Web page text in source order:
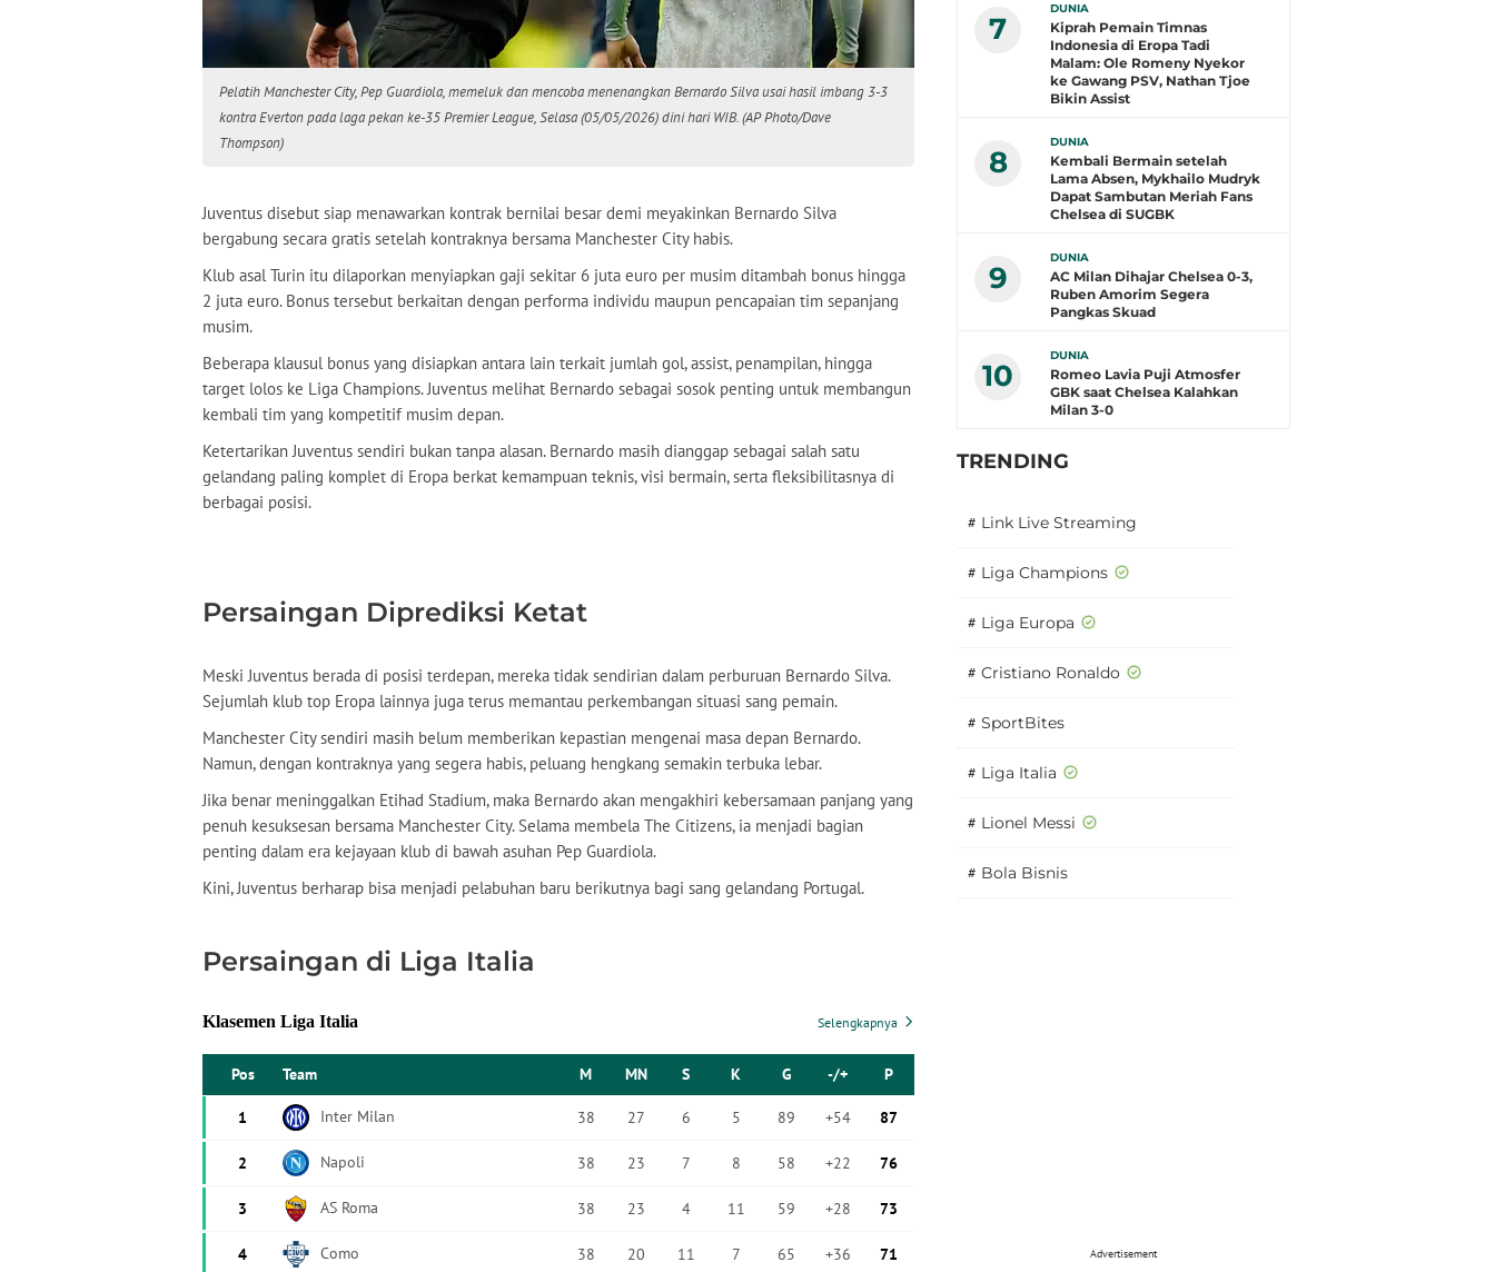
Pelatih Manchester City, Pep Guardiola, memeluk dan mencoba menenangkan Bernardo Silva usai hasil imbang 3-3
kontra Everton pada laga pekan ke-35 Premier League, Selasa (05/05/2026) dini hari WIB. (AP Photo/Dave
Thompson)
Juventus disebut siap menawarkan kontrak bernilai besar demi meyakinkan Bernardo Silva
bergabung secara gratis setelah kontraknya bersama Manchester City habis.
Klub asal Turin itu dilaporkan menyiapkan gaji sekitar 6 juta euro per musim ditambah bonus hingga
2 juta euro. Bonus tersebut berkaitan dengan performa individu maupun pencapaian tim sepanjang
musim.
Beberapa klausul bonus yang disiapkan antara lain terkait jumlah gol, assist, penampilan, hingga
target lolos ke Liga Champions. Juventus melihat Bernardo sebagai sosok penting untuk membangun
kembali tim yang kompetitif musim depan.
Ketertarikan Juventus sendiri bukan tanpa alasan. Bernardo masih dianggap sebagai salah satu
gelandang paling komplet di Eropa berkat kemampuan teknis, visi bermain, serta fleksibilitasnya di
berbagai posisi.
Persaingan Diprediksi Ketat
Meski Juventus berada di posisi terdepan, mereka tidak sendirian dalam perburuan Bernardo Silva.
Sejumlah klub top Eropa lainnya juga terus memantau perkembangan situasi sang pemain.
Manchester City sendiri masih belum memberikan kepastian mengenai masa depan Bernardo.
Namun, dengan kontraknya yang segera habis, peluang hengkang semakin terbuka lebar.
Jika benar meninggalkan Etihad Stadium, maka Bernardo akan mengakhiri kebersamaan panjang yang
penuh kesuksesan bersama Manchester City. Selama membela The Citizens, ia menjadi bagian
penting dalam era kejayaan klub di bawah asuhan Pep Guardiola.
Kini, Juventus berharap bisa menjadi pelabuhan baru berikutnya bagi sang gelandang Portugal.
Persaingan di Liga Italia
7
DUNIA
Kiprah Pemain Timnas
Indonesia di Eropa Tadi
Malam: Ole Romeny Nyekor
ke Gawang PSV, Nathan Tjoe
Bikin Assist
8
DUNIA
Kembali Bermain setelah
Lama Absen, Mykhailo Mudryk
Dapat Sambutan Meriah Fans
Chelsea di SUGBK
9
DUNIA
AC Milan Dihajar Chelsea 0-3,
Ruben Amorim Segera
Pangkas Skuad
10
DUNIA
Romeo Lavia Puji Atmosfer
GBK saat Chelsea Kalahkan
Milan 3-0
TRENDING
# Link Live Streaming
# Liga Champions
# Liga Europa
# Cristiano Ronaldo
# SportBites
# Liga Italia
# Lionel Messi
# Bola Bisnis
Advertisement